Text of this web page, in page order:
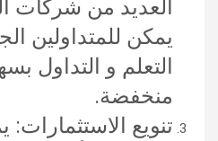
العديد من شركات
يمكن للمتداولين
التعلم و التداول
منخفضة.
تنويع